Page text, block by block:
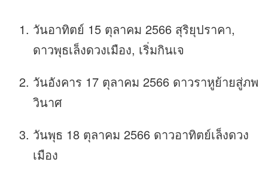
วันอาทิตย์ 15 ตุลาคม 2566 สุริยุปราคา,
ดาวพุธเล็งดวงเมือง, เริ่มกินเจ
วันอังคาร 17 ตุลาคม 2566 ดาวราหูย้ายสู่ภพ
วินาศ
วันพุธ 18 ตุลาคม 2566 ดาวอาทิตย์เล็งดวง
เมือง